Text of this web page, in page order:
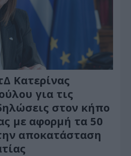
Κατερίνας
για τις
στον κήπο
με αφορμή τα 50
αποκατάσταση